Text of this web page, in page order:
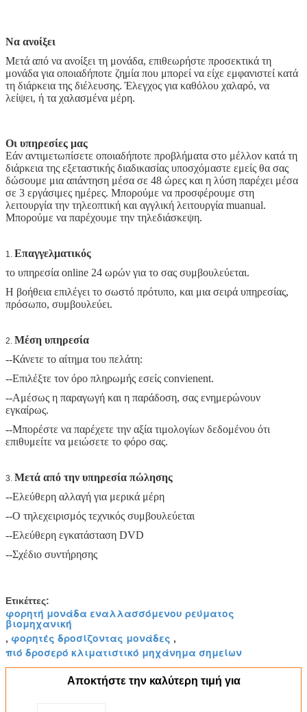
Να ανοίξει
Μετά από να ανοίξει τη μονάδα, επιθεωρήστε προσεκτικά τη
μονάδα για οποιαδήποτε ζημία που μπορεί να είχε εμφανιστεί κατά
τη διάρκεια της διέλευσης. Έλεγχος για καθόλου χαλαρό, να
λείψει, ή τα χαλασμένα μέρη.
Οι υπηρεσίες μας
Εάν αντιμετωπίσετε οποιαδήποτε προβλήματα στο μέλλον κατά τη
διάρκεια της εξεταστικής διαδικασίας υποσχόμαστε εμείς θα σας
δώσουμε μια απάντηση μέσα σε 48 ώρες και η λύση παρέχει μέσα
σε 3 εργάσιμες ημέρες. Μπορούμε να προσφέρουμε στη
λειτουργία την τηλεοπτική και αγγλική λειτουργία muanual.
Μπορούμε να παρέχουμε την τηλεδιάσκεψη.
1. Επαγγελματικός
το υπηρεσία online 24 ωρών για το σας συμβουλεύεται.
Η βοήθεια επιλέγει το σωστό πρότυπο, και μια σειρά υπηρεσίας,
πρόσωπο, συμβουλεύει.
2. Μέση υπηρεσία
--Κάνετε το αίτημα του πελάτη:
--Επιλέξτε τον όρο πληρωμής εσείς convienent.
--Αμέσως η παραγωγή και η παράδοση, σας ενημερώνουν
εγκαίρως.
--Μπορέστε να παρέχετε την αξία τιμολογίων δεδομένου ότι
επιθυμείτε να μειώσετε το φόρο σας.
3. Μετά από την υπηρεσία πώλησης
--Ελεύθερη αλλαγή για μερικά μέρη
--Ο τηλεχειρισμός τεχνικός συμβουλεύεται
--Ελεύθερη εγκατάσταση DVD
--Σχέδιο συντήρησης
Ετικέττες:
φορητή μονάδα εναλλασσόμενου ρεύματος
βιομηχανική
, φορητές δροσίζοντας μονάδες ,
πιό δροσερό κλιματιστικό μηχάνημα σημείων
Αποκτήστε την καλύτερη τιμή για